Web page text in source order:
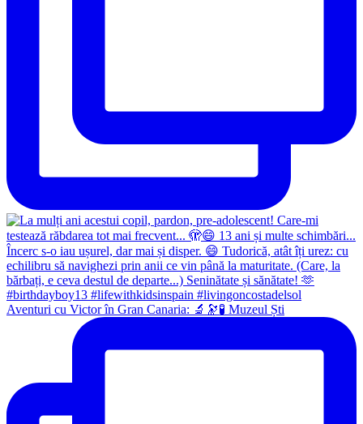
Aventuri cu Victor în Gran Canaria: 🔬🔭🧪 Muzeul Ști